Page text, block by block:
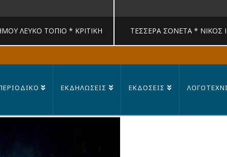
ΛΕΥΚΟ ΤΟΠΙΟ * ΚΡΙΤΙΚΉ
MANDRAGORAS
ΤΈΣΣΕΡΑ ΣΟΝΈΤΑ * ΝΊΚΟΣ
ΕΚΔΗΛΩΣΕΙΣ ΕΚΔΟΣΕΙΣ